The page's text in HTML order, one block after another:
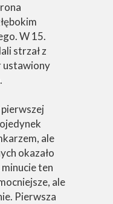
W 15.
strzał z
ustawiony
ale
okazało
ten
ale
Pierwsza